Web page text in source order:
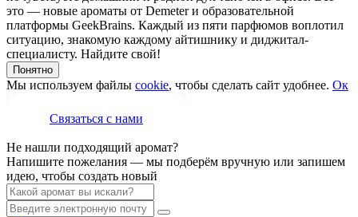
это — новые ароматы от Demeter и образовательной
платформы GeekBrains. Каждый из пяти парфюмов воплотил
ситуацию, знакомую каждому айтишнику и диджитал-
специалисту. Найдите свой!
Понятно
Мы используем файлы cookie, чтобы сделать сайт удобнее. Ок
Связаться с нами
Не нашли подходящий аромат?
Напишите пожелания — мы подберём вручную или запишем
идею, чтобы создать новый